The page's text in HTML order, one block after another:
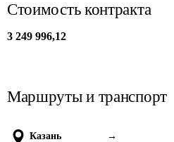
Стоимость контракта
3 249 996,12
Маршруты и транспорт
Казань →